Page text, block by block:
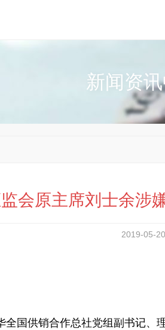
新闻资
会原主席刘士余涉
2019-05-20
国供销合作总社党组副书记